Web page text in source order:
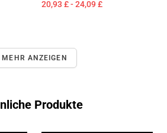
20,93 £ - 24,09 £
MEHR ANZEIGEN
Produkte